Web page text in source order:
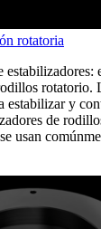
rotatoria
estabilizadores:
rotatorio.
estabilizar y
de
usan